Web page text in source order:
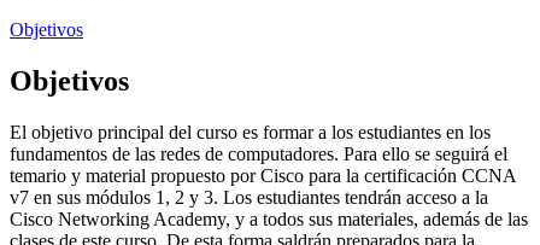
Objetivos
Objetivos
El objetivo principal del curso es formar a los estudiantes en los
fundamentos de las redes de computadores. Para ello se seguirá el
temario y material propuesto por Cisco para la certificación CCNA
v7 en sus módulos 1, 2 y 3. Los estudiantes tendrán acceso a la
Cisco Networking Academy, y a todos sus materiales, además de las
clases de este curso. De esta forma saldrán preparados para la